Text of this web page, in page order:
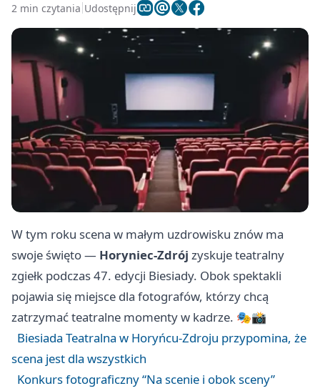
2 min czytania Udostępnij
W tym roku scena w małym uzdrowisku znów ma
swoje święto — Horyniec-Zdrój zyskuje teatralny
zgiełk podczas 47. edycji Biesiady. Obok spektakli
pojawia się miejsce dla fotografów, którzy chcą
zatrzymać teatralne momenty w kadrze. 🎭📸
Biesiada Teatralna w Horyńcu-Zdroju przypomina, że
scena jest dla wszystkich
Konkurs fotograficzny “Na scenie i obok sceny”